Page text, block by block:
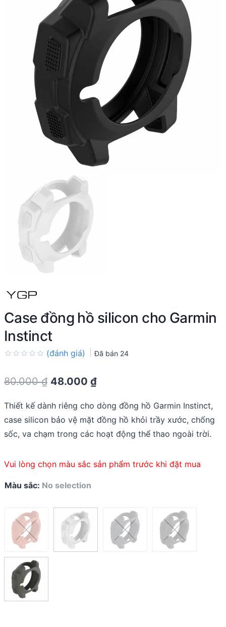
Case đồng hồ silicon cho Garmin
Instinct
out
(đánh giá) Đã bán 24
80.000₫ Original
was:
80.000 ₫.
48.000 ₫Current
is:
48.000 ₫.
Thiết kế dành riêng cho dòng đồng hồ Garmin Instinct,
case silicon bảo vệ mặt đồng hồ khỏi trầy xước, chống
sốc, va chạm trong các hoạt động thể thao ngoài trời.
Vui lòng chọn màu sắc sản phẩm trước khi đặt mua
Màu sắc: No selection